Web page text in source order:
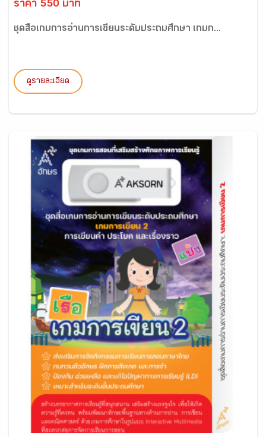
ราคา 550 บาท
ชุดสื่อเกมการอ่านการเขียนระดับประถมศึกษา เกมก...
ดูรายละเอียด